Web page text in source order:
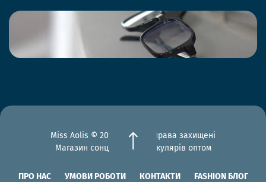
Miss Aolis © 2012-2026 Всі права захищені
Магазин сонцезахисних окулярів оптом
ПРО НАС УМОВИ РОБОТИ КОНТАКТИ FASHION БЛОГ